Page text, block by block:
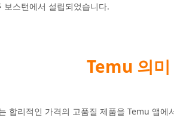
스턴에서 설립되었습니다.
Temu 의미
합리적인 가격의 고품질 제품을 Temu 앱에